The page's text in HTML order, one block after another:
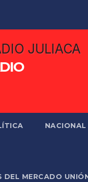
NACIONAL
DEL MERCADO